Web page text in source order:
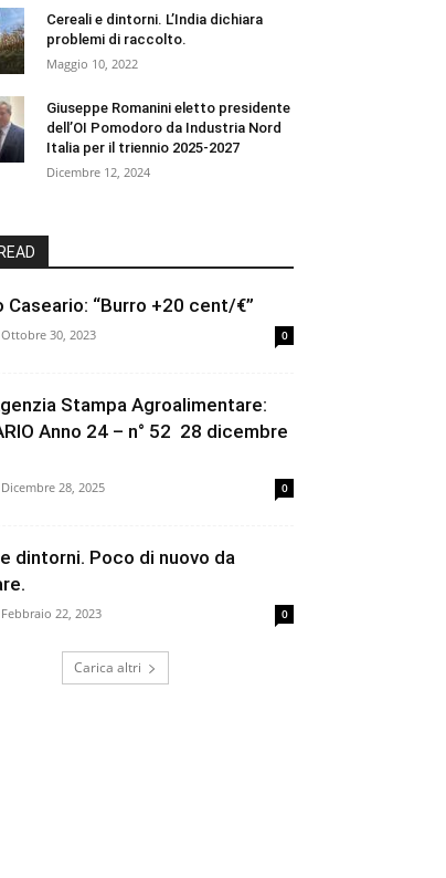
Cereali e dintorni. L’India dichiara
problemi di raccolto.
Maggio 10, 2022
Giuseppe Romanini eletto presidente
dell’OI Pomodoro da Industria Nord
Italia per il triennio 2025-2027
Dicembre 12, 2024
Caseario: “Burro +20 cent/€”
Ottobre 30, 2023 0
Stampa Agroalimentare:
Anno 24 – n° 52 28 dicembre
Dicembre 28, 2025 0
dintorni. Poco di nuovo da
Febbraio 22, 2023 0
Carica altri